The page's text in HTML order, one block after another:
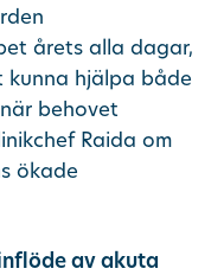
årets alla dagar,
hjälpa både
behovet
Raida om
ökade
av akuta